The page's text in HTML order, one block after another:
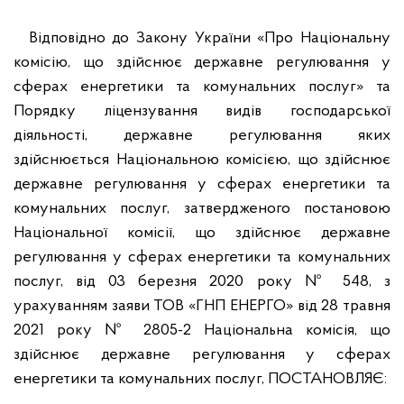
Відповідно до Закону України «Про Національну
комісію, що здійснює державне регулювання у
сферах енергетики та комунальних послуг» та
Порядку ліцензування видів господарської
діяльності, державне регулювання яких
здійснюється Національною комісією, що здійснює
державне регулювання у сферах енергетики та
комунальних послуг, затвердженого постановою
Національної комісії, що здійснює державне
регулювання у сферах енергетики та комунальних
послуг, від 03 березня 2020 року № 548, з
урахуванням заяви ТОВ «ГНП ЕНЕРГО» від 28 травня
2021 року № 2805-2 Національна комісія, що
здійснює державне регулювання у сферах
енергетики та комунальних послуг, ПОСТАНОВЛЯЄ: